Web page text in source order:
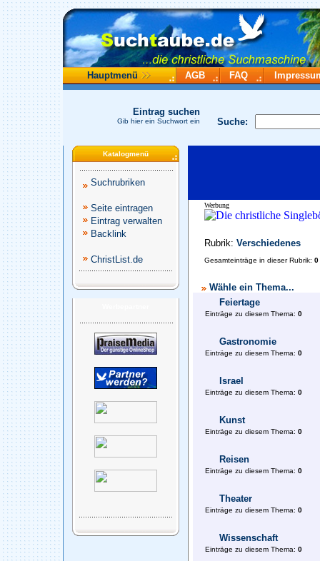
Hauptmenü AGB FAQ
Suche:
Eintrag suchen
Gib hier ein Suchwort ein
Katalogmenü
Suchrubriken
Seite eintragen
Eintrag verwalten
Backlink
ChristList.de
Werbung
Rubrik: Verschiedenes
Gesamteinträge in dieser Rubrik: 0
Wähle ein Thema...
Feiertage
Einträge zu diesem Thema: 0
Gastronomie
Einträge zu diesem Thema: 0
Israel
Einträge zu diesem Thema: 0
Kunst
Einträge zu diesem Thema: 0
Reisen
Einträge zu diesem Thema: 0
Theater
Einträge zu diesem Thema: 0
Wissenschaft
Einträge zu diesem Thema: 0